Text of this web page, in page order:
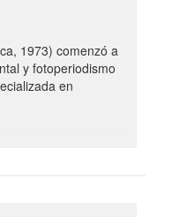
1973) comenzó a
y fotoperiodismo
en